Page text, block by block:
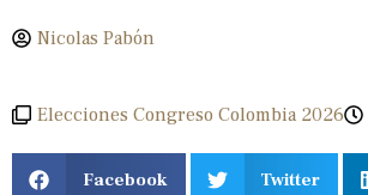
Nicolas Pabón
Elecciones Congreso Colombia 2026
Facebook Twitter